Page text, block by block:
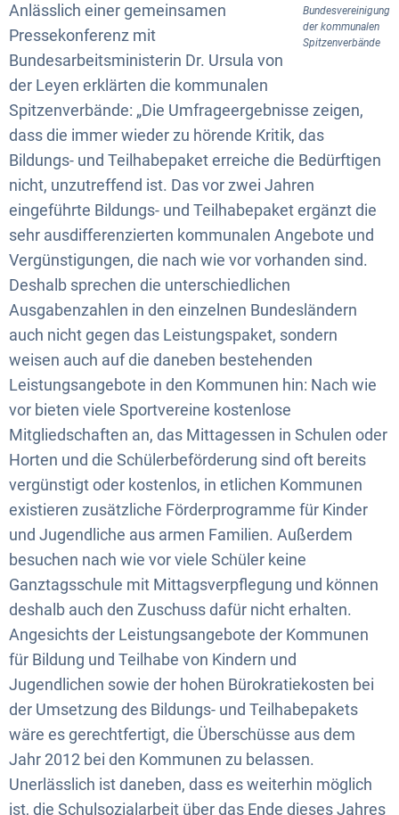
Bundesvereinigung
der kommunalen
Spitzenverbände
Anlässlich einer gemeinsamen
Pressekonferenz mit
Bundesarbeitsministerin Dr. Ursula von
der Leyen erklärten die kommunalen
Spitzenverbände: „Die Umfrageergebnisse zeigen,
dass die immer wieder zu hörende Kritik, das
Bildungs- und Teilhabepaket erreiche die Bedürftigen
nicht, unzutreffend ist. Das vor zwei Jahren
eingeführte Bildungs- und Teilhabepaket ergänzt die
sehr ausdifferenzierten kommunalen Angebote und
Vergünstigungen, die nach wie vor vorhanden sind.
Deshalb sprechen die unterschiedlichen
Ausgabenzahlen in den einzelnen Bundesländern
auch nicht gegen das Leistungspaket, sondern
weisen auch auf die daneben bestehenden
Leistungsangebote in den Kommunen hin: Nach wie
vor bieten viele Sportvereine kostenlose
Mitgliedschaften an, das Mittagessen in Schulen oder
Horten und die Schülerbeförderung sind oft bereits
vergünstigt oder kostenlos, in etlichen Kommunen
existieren zusätzliche Förderprogramme für Kinder
und Jugendliche aus armen Familien. Außerdem
besuchen nach wie vor viele Schüler keine
Ganztagsschule mit Mittagsverpflegung und können
deshalb auch den Zuschuss dafür nicht erhalten.
Angesichts der Leistungsangebote der Kommunen
für Bildung und Teilhabe von Kindern und
Jugendlichen sowie der hohen Bürokratiekosten bei
der Umsetzung des Bildungs- und Teilhabepakets
wäre es gerechtfertigt, die Überschüsse aus dem
Jahr 2012 bei den Kommunen zu belassen.
Unerlässlich ist daneben, dass es weiterhin möglich
ist, die Schulsozialarbeit über das Ende dieses Jahres